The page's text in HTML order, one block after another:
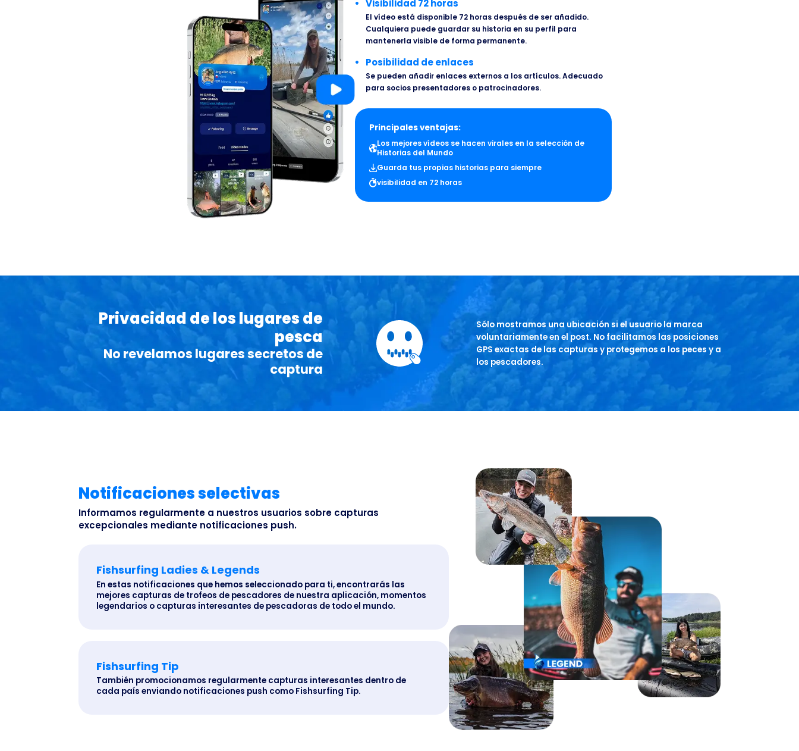
Visibilidad 72 horas
El vídeo está disponible 72 horas después de ser añadido.
Cualquiera puede guardar su historia en su perfil para
mantenerla visible de forma permanente.
Posibilidad de enlaces
Se pueden añadir enlaces externos a los artículos. Adecuado
para socios presentadores o patrocinadores.
Principales ventajas:
Los mejores vídeos se hacen virales en la selección de
Historias del Mundo
Guarda tus propias historias para siempre
visibilidad en 72 horas
Privacidad de los lugares de
pesca
No revelamos lugares secretos de
captura
Sólo mostramos una ubicación si el usuario la marca
voluntariamente en el post. No facilitamos las posiciones
GPS exactas de las capturas y protegemos a los peces y a
los pescadores.
Notificaciones selectivas
Informamos regularmente a nuestros usuarios sobre capturas
excepcionales mediante notificaciones push.
Fishsurfing Ladies & Legends
En estas notificaciones que hemos seleccionado para ti, encontrarás las
mejores capturas de trofeos de pescadores de nuestra aplicación, momentos
legendarios o capturas interesantes de pescadoras de todo el mundo.
Fishsurfing Tip
También promocionamos regularmente capturas interesantes dentro de
cada país enviando notificaciones push como Fishsurfing Tip.